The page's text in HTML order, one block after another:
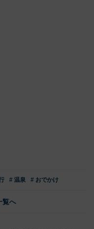
# 温泉 # おでかけ
覧へ